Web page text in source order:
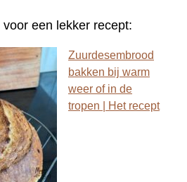
een lekker recept:
Zuurdesembrood
bakken bij warm
weer of in de
tropen | Het recept